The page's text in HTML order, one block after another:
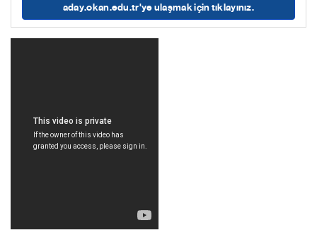
aday.okan.edu.tr'ye ulaşmak için tıklayınız.